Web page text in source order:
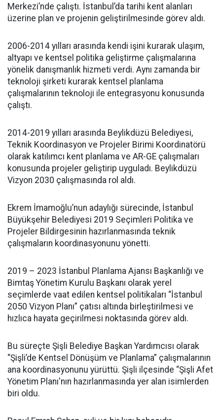
Merkezi’nde çalıştı. İstanbul’da tarihi kent alanları
üzerine plan ve projenin geliştirilmesinde görev aldı.
2006-2014 yılları arasında kendi işini kurarak ulaşım,
altyapı ve kentsel politika geliştirme çalışmalarına
yönelik danışmanlık hizmeti verdi. Aynı zamanda bir
teknoloji şirketi kurarak kentsel planlama
çalışmalarının teknoloji ile entegrasyonu konusunda
çalıştı.
2014-2019 yılları arasında Beylikdüzü Belediyesi,
Teknik Koordinasyon ve Projeler Birimi Koordinatörü
olarak katılımcı kent planlama ve AR-GE çalışmaları
konusunda projeler geliştirip uyguladı. Beylikdüzü
Vizyon 2030 çalışmasında rol aldı.
Ekrem İmamoğlu’nun adaylığı sürecinde, İstanbul
Büyükşehir Belediyesi 2019 Seçimleri Politika ve
Projeler Bildirgesinin hazırlanmasında teknik
çalışmaların koordinasyonunu yönetti.
2019 – 2023 İstanbul Planlama Ajansı Başkanlığı ve
Bimtaş Yönetim Kurulu Başkanı olarak yerel
seçimlerde vaat edilen kentsel politikaları “İstanbul
2050 Vizyon Planı” çatısı altında birleştirilmesi ve
hızlıca hayata geçirilmesi noktasında görev aldı.
Bu süreçte Şişli Belediye Başkan Yardımcısı olarak
“Şişli’de Kentsel Dönüşüm ve Planlama” çalışmalarının
ana koordinasyonunu yürüttü. Şişli ilçesinde “Şişli Afet
Yönetim Planı'nın hazırlanmasında yer alan isimlerden
biri oldu.